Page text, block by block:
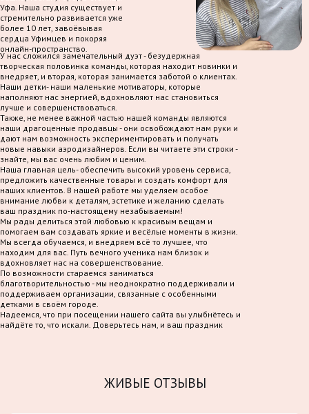
Уфа. Наша студия существует и
стремительно развивается уже
более 10 лет, завоёвывая
сердца Уфимцев и покоряя
онлайн-пространство.
У нас сложился замечательный дуэт - безудержная
творческая половинка команды, которая находит новинки и
внедряет, и вторая, которая занимается заботой о клиентах.
Наши детки- наши маленькие мотиваторы, которые
наполняют нас энергией, вдохновляют нас становиться
лучше и совершенствоваться.
Также, не менее важной частью нашей команды являются
наши драгоценные продавцы - они освобождают нам руки и
дают нам возможность экспериментировать и получать
новые навыки аэродизайнеров. Если вы читаете эти строки -
знайте, мы вас очень любим и ценим.
Наша главная цель- обеспечить высокий уровень сервиса,
предложить качественные товары и создать комфорт для
наших клиентов. В нашей работе мы уделяем особое
внимание любви к деталям, эстетике и желанию сделать
ваш праздник по-настоящему незабываемым!
Мы рады делиться этой любовью к красивым вещам и
помогаем вам создавать яркие и весёлые моменты в жизни.
Мы всегда обучаемся, и внедряем всё то лучшее, что
находим для вас. Путь вечного ученика нам близок и
вдохновляет нас на совершенствование.
По возможности стараемся заниматься
благотворительностью - мы неоднократно поддерживали и
поддерживаем организации, связанные с особенными
детками в своём городе.
Надеемся, что при посещении нашего сайта вы улыбнётесь и
найдёте то, что искали. Доверьтесь нам, и ваш праздник
ЖИВЫЕ ОТЗЫВЫ